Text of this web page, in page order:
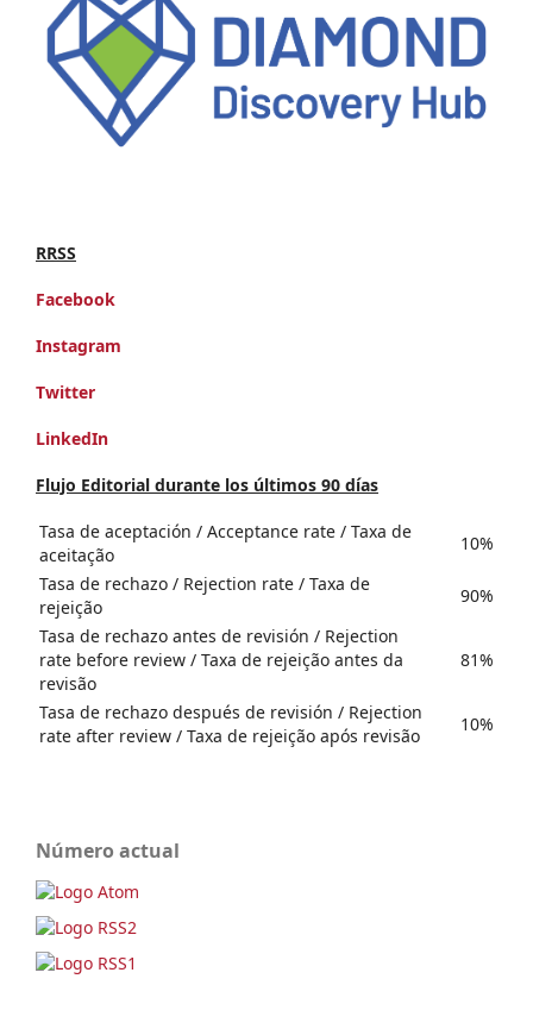
RRSS
Facebook
Instagram
Twitter
LinkedIn
Flujo Editorial durante los últimos 90 días
Tasa de aceptación / Acceptance rate / Taxa de
aceitação
10%
Tasa de rechazo / Rejection rate / Taxa de
rejeição
90%
Tasa de rechazo antes de revisión / Rejection
rate before review / Taxa de rejeição antes da
revisão
81%
Tasa de rechazo después de revisión / Rejection
rate after review / Taxa de rejeição após revisão
10%
Número actual